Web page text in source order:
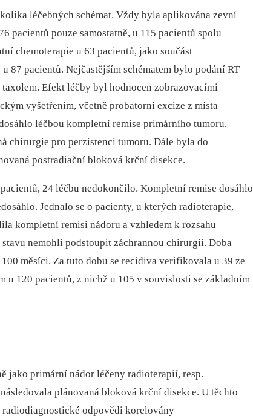
léčebných schémat. Vždy byla aplikována zevní
pacientů pouze samostatně, u 115 pacientů spolu
chemoterapie u 63 pacientů, jako součást
87 pacientů. Nejčastějším schématem bylo podání RT
Efekt léčby byl hodnocen zobrazovacími
vyšetřením, včetně probatorní excize z místa
léčbou kompletní remise primárního tumoru,
chirurgie pro perzistenci tumoru. Dále byla do
postradiační bloková krční disekce.
24 léčbu nedokončilo. Kompletní remise dosáhlo
Jednalo se o pacienty, u kterých radioterapie,
kompletní remisi nádoru a vzhledem k rozsahu
nemohli podstoupit záchrannou chirurgii. Doba
měsíci. Za tuto dobu se recidiva verifikovala u 39 ze
u 120 pacientů, z nichž u 105 v souvislosti se základním
jako primární nádor léčeny radioterapií, resp.
plánovaná bloková krční disekce. U těchto
odpovědi korelovány